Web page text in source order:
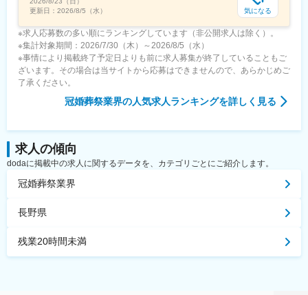
更新日： 2026/8/5（水） 気になる
※求人応募数の多い順にランキングしています（非公開求人は除く）。
※集計対象期間：2026/7/30（木）～2026/8/5（水）
※事情により掲載終了予定日よりも前に求人募集が終了していることもご
ざいます。その場合は当サイトから応募はできませんので、あらかじめご
了承ください。
冠婚葬祭業界の人気求人ランキングを詳しく見る
求人の傾向
dodaに掲載中の求人に関するデータを、カテゴリごとにご紹介します。
冠婚葬祭業界
長野県
残業20時間未満